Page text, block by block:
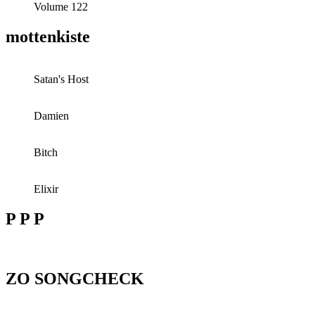
Volume 122
mottenkiste
Satan's Host
Damien
Bitch
Elixir
P P P
ZO SONGCHECK